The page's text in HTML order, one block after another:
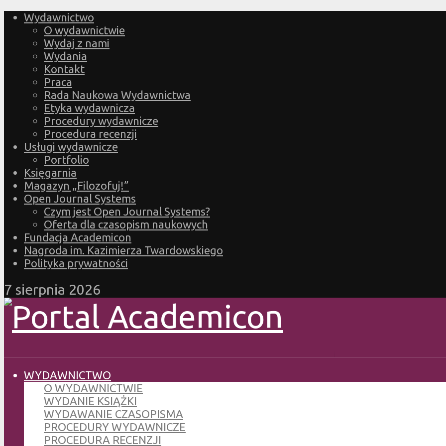
Wydawnictwo
O wydawnictwie
Wydaj z nami
Wydania
Kontakt
Praca
Rada Naukowa Wydawnictwa
Etyka wydawnicza
Procedury wydawnicze
Procedura recenzji
Usługi wydawnicze
Portfolio
Księgarnia
Magazyn „Filozofuj!”
Open Journal Systems
Czym jest Open Journal Systems?
Oferta dla czasopism naukowych
Fundacja Academicon
Nagroda im. Kazimierza Twardowskiego
Polityka prywatności
7 sierpnia 2026
WYDAWNICTWO
O WYDAWNICTWIE
WYDANIE KSIĄŻKI
WYDAWANIE CZASOPISMA
PROCEDURY WYDAWNICZE
PROCEDURA RECENZJI